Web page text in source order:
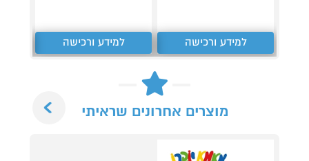
למידע ורכישה למידע ורכישה
מוצרים אחרונים שראיתי